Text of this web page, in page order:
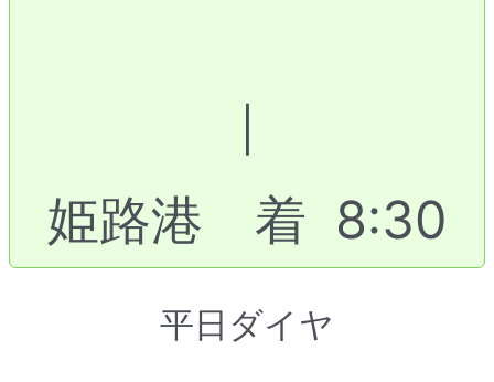
｜
姫路港 着 8:30
平日ダイヤ